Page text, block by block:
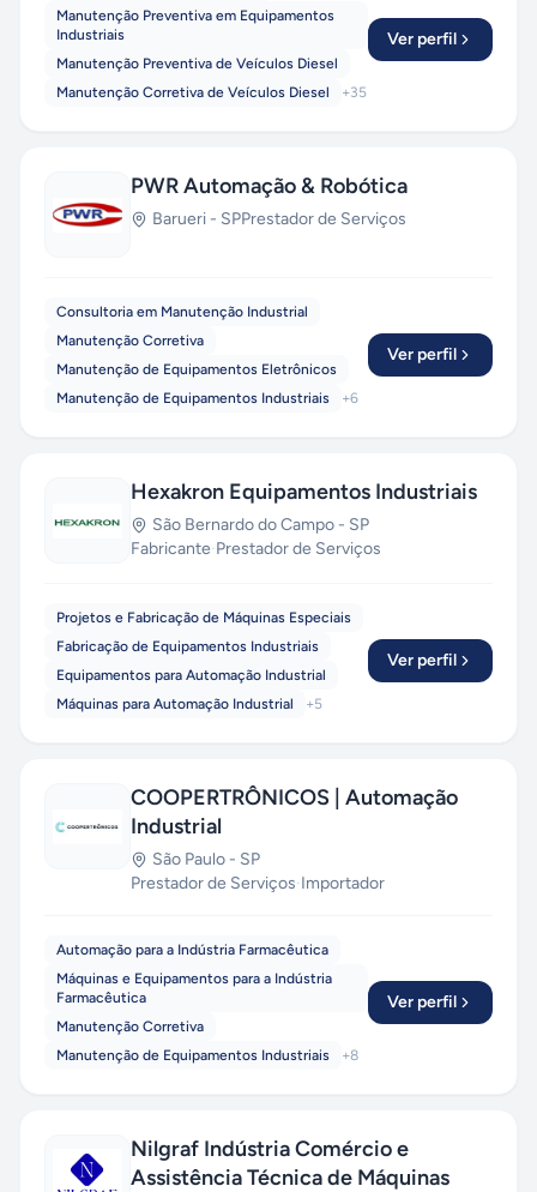
Manutenção Preventiva em Equipamentos
Industriais
Manutenção Preventiva de Veículos Diesel
Manutenção Corretiva de Veículos Diesel
+35
Ver perfil
PWR Automação & Robótica
Barueri - SPPrestador de Serviços
Consultoria em Manutenção Industrial
Manutenção Corretiva
Manutenção de Equipamentos Eletrônicos
Manutenção de Equipamentos Industriais
+6
Ver perfil
Hexakron Equipamentos Industriais
São Bernardo do Campo - SP
Fabricante·Prestador de Serviços
Projetos e Fabricação de Máquinas Especiais
Fabricação de Equipamentos Industriais
Equipamentos para Automação Industrial
Máquinas para Automação Industrial
+5
Ver perfil
COOPERTRÔNICOS | Automação
Industrial
São Paulo - SP
Prestador de Serviços·Importador
Automação para a Indústria Farmacêutica
Máquinas e Equipamentos para a Indústria
Farmacêutica
Manutenção Corretiva
Manutenção de Equipamentos Industriais
+8
Ver perfil
Nilgraf Indústria Comércio e
Assistência Técnica de Máquinas